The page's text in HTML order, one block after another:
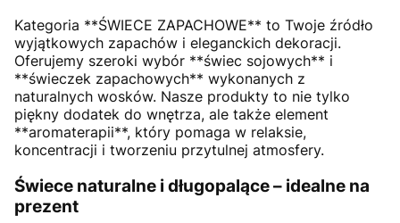
Kategoria **ŚWIECE ZAPACHOWE** to Twoje źródło
wyjątkowych zapachów i eleganckich dekoracji.
Oferujemy szeroki wybór **świec sojowych** i
**świeczek zapachowych** wykonanych z
naturalnych wosków. Nasze produkty to nie tylko
piękny dodatek do wnętrza, ale także element
**aromaterapii**, który pomaga w relaksie,
koncentracji i tworzeniu przytulnej atmosfery.
Świece naturalne i długopalące – idealne na
prezent